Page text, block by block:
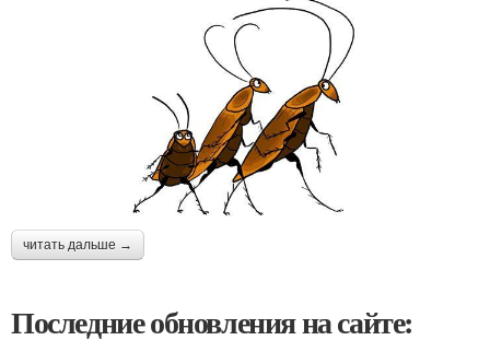
читать дальше →
Последние обновления на сайте: